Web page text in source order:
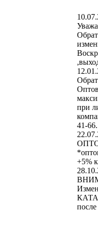
при
41-66.
+5%